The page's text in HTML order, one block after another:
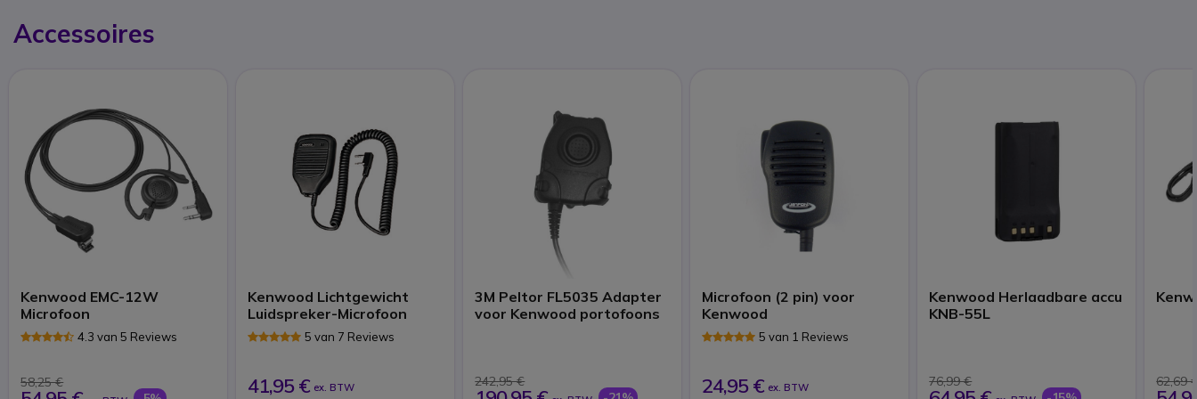
Accessoires
Kenwood EMC-12W
Microfoon
4.3 van 5 Reviews
58,25 €
Kenwood Lichtgewicht
Luidspreker-Microfoon
5 van 7 Reviews
41,95 € ex. BTW
3M Peltor FL5035 Adapter
voor Kenwood portofoons
242,95 €
Microfoon (2 pin) voor
Kenwood
5 van 1 Reviews
24,95 € ex. BTW
Kenwood Herlaadbare accu
KNB-55L
76,99 € 62,69